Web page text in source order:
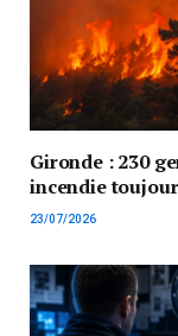
Gironde : 230
incendie
23/07/2026